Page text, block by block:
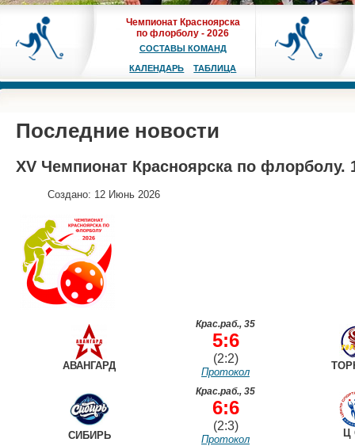
Чемпионат Красноярска
по флорболу - 2026
СОСТАВЫ КОМАНД
КАЛЕНДАРЬ ТАБЛИЦА
Последние новости
XV Чемпионат Красноярска по флорболу.
Создано: 12 Июнь 2026
АВАНГАРД
Крас.раб., 35
5:6
(2:2)
Протокол
СИБИРЬ
Крас.раб., 35
6:6
(2:3)
Протокол
Ц